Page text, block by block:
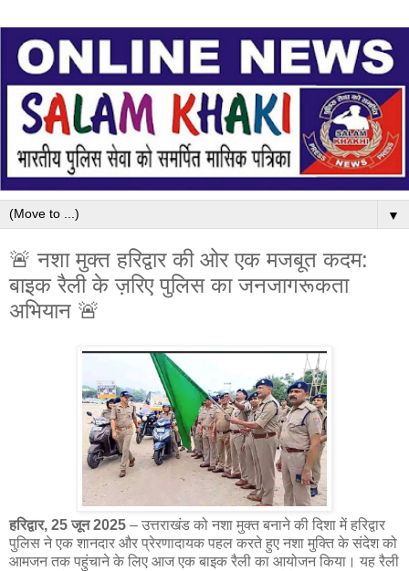
▼
🚨 नशा मुक्त हरिद्वार की ओर एक मजबूत कदम:
बाइक रैली के ज़रिए पुलिस का जनजागरूकता
अभियान 🚨
हरिद्वार, 25 जून 2025 – उत्तराखंड को नशा मुक्त बनाने की दिशा में हरिद्वार
पुलिस ने एक शानदार और प्रेरणादायक पहल करते हुए नशा मुक्ति के संदेश को
आमजन तक पहुंचाने के लिए आज एक बाइक रैली का आयोजन किया। यह रैली